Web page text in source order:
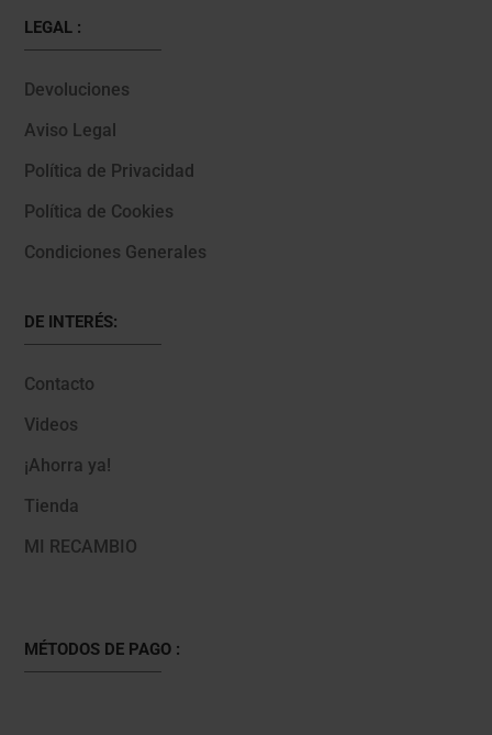
LEGAL :
Devoluciones
Aviso Legal
Política de Privacidad
Política de Cookies
Condiciones Generales
DE INTERÉS:
Contacto
Videos
¡Ahorra ya!
Tienda
MI RECAMBIO
MÉTODOS DE PAGO :